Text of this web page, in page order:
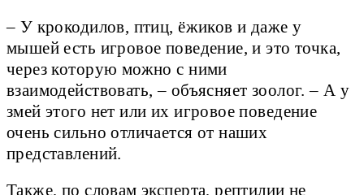
– У крокодилов, птиц, ёжиков и даже у
мышей есть игровое поведение, и это точка,
через которую можно с ними
взаимодействовать, – объясняет зоолог. – А у
змей этого нет или их игровое поведение
очень сильно отличается от наших
представлений.
Также, по словам эксперта, рептилии не